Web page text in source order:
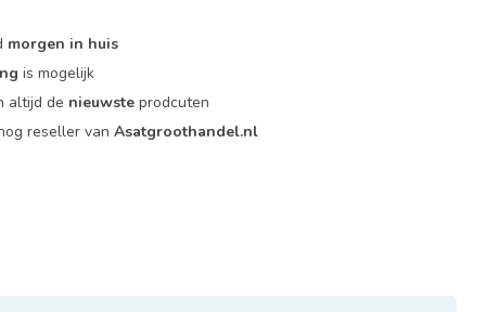
morgen in huis
is mogelijk
altijd de nieuwste prodcuten
reseller vanAsatgroothandel.nl